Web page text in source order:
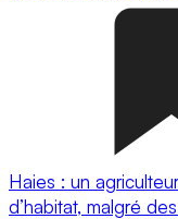
Haies : un
d’habitat, malgré